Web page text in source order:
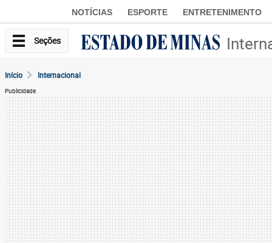
NOTÍCIAS ESPORTE ENTRETENIMENTO
Seções
Início Internacional
Publicidade